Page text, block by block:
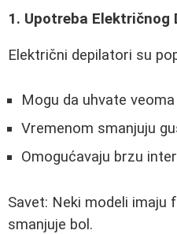
1. Upotreba Električnog
Električni depilatori su
Mogu da uhvate
Vremenom smanjuju
Omogućavaju brzu
Savet: Neki modeli imaju
smanjuje bol.